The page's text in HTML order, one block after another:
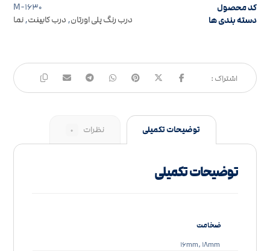
کد محصول M-۱۶۳۰
دسته بندی ها درب رنگ پلی اورتان, درب کابینت,نما
توضیحات تکمیلی نظرات ۰
توضیحات تکمیلی
ضخامت
۱۶mm, ۱۸mm